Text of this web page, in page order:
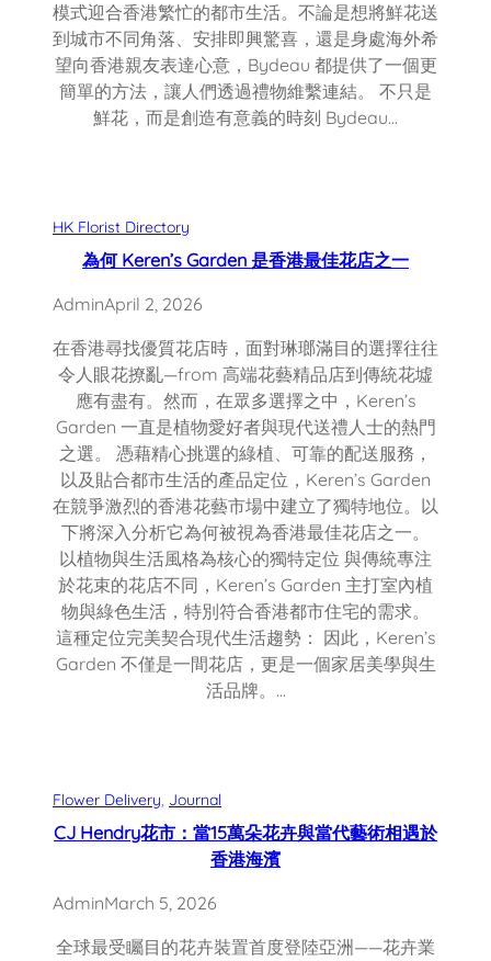
模式迎合香港繁忙的都市生活。不論是想將鮮花送
到城市不同角落、安排即興驚喜，還是身處海外希
望向香港親友表達心意，Bydeau 都提供了一個更
簡單的方法，讓人們透過禮物維繫連結。 不只是
鮮花，而是創造有意義的時刻 Bydeau…
HK Florist Directory
為何 Keren’s Garden 是香港最佳花店之一
AdminApril 2, 2026
在香港尋找優質花店時，面對琳瑯滿目的選擇往往
令人眼花撩亂—from 高端花藝精品店到傳統花墟
應有盡有。然而，在眾多選擇之中，Keren’s
Garden 一直是植物愛好者與現代送禮人士的熱門
之選。 憑藉精心挑選的綠植、可靠的配送服務，
以及貼合都市生活的產品定位，Keren’s Garden
在競爭激烈的香港花藝市場中建立了獨特地位。以
下將深入分析它為何被視為香港最佳花店之一。
以植物與生活風格為核心的獨特定位 與傳統專注
於花束的花店不同，Keren’s Garden 主打室內植
物與綠色生活，特別符合香港都市住宅的需求。
這種定位完美契合現代生活趨勢： 因此，Keren’s
Garden 不僅是一間花店，更是一個家居美學與生
活品牌。…
Flower Delivery, Journal
CJ Hendry花市：當15萬朵花卉與當代藝術相遇於
香港海濱
AdminMarch 5, 2026
全球最受矚目的花卉裝置首度登陸亞洲——花卉業